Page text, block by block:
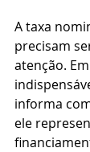
A taxa
precisam
atenção.
informa
ele